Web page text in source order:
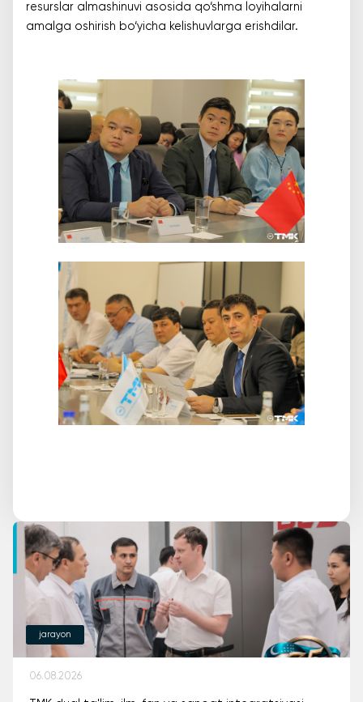
resurslar almashinuvi asosida qo‘shma loyihalarni
amalga oshirish bo‘yicha kelishuvlarga erishdilar.
jarayon
06.08.2026